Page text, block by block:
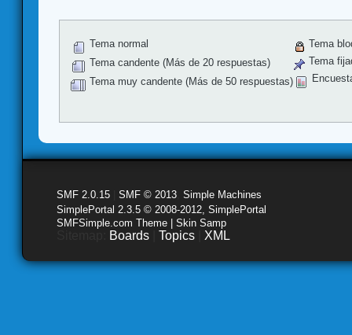
Tema normal
Tema candente (Más de 20 respuestas)
Tema muy candente (Más de 50 respuestas)
Tema
Tema
SMF 2.0.15 SMF © 2013 Simple Machines
SimplePortal 2.3.5 © 2008-2012, SimplePortal
SMFSimple.com Theme | Skin Samp
Boards Topics XML